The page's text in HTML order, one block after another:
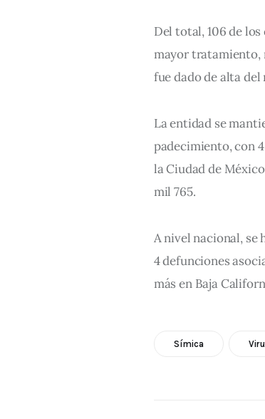
Del total, 106 de
mayor tratamiento,
fue dado de alta del
La entidad se
padecimiento, con
la Ciudad de
mil 765.
A nivel nacional, se
4 defunciones
más en Baja
Símica